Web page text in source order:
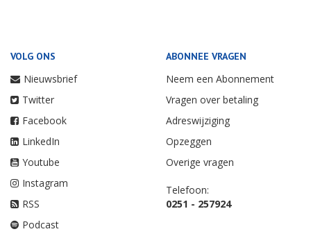
VOLG ONS
Nieuwsbrief
Twitter
Facebook
LinkedIn
Youtube
Instagram
RSS
Podcast
ABONNEE VRAGEN
Neem een Abonnement
Vragen over betaling
Adreswijziging
Opzeggen
Overige vragen
Telefoon:
0251 - 257924